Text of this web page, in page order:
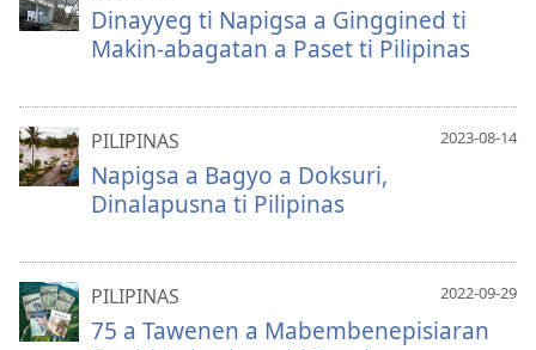
Dinayyeg ti Napigsa a Ginggined ti
Makin-abagatan a Paset ti Pilipinas
2023-08-14
PILIPINAS
Napigsa a Bagyo a Doksuri,
Dinalapusna ti Pilipinas
2022-09-29
PILIPINAS
75 a Tawenen a Mabembenepisiaran